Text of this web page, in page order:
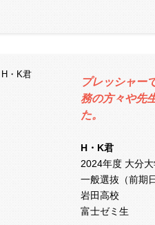
プレッシャー
務の方々や先
た。
H・K君
2024年度 大分
一般選抜（前期
岩田高校
富士ゼミ生